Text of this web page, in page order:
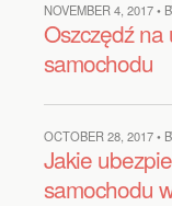
NOVEMBER 4, 2017 •
Oszczędź
samochodu
OCTOBER 28, 2017 •
Jakie
samochodu